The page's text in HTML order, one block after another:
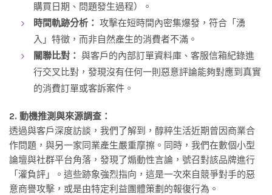
購買日期、問題發生過程）。
時間軌跡分析： 攻擊在短時間內密集爆發，符合「湧
入」特徵，而非自然產生的消費者不滿。
關聯比對： 與客戶的內部訂單資料庫、客服信箱紀錄進
行交叉比對，發現沒有任何一則惡意評論能夠對應到真實
的消費訂單或客訴案件。
2. 動機推測與來源調查：
透過與客戶深度訪談，我們了解到，醇粹生活近期曾因商業合
作問題，與另一家同業產生嚴重摩擦。同時，我們在數個小型
論壇與社群平台角落，發現了煽動性言論，號召對該品牌進行
「灌負評」。這些跡象強烈指向，這是一次來自競爭對手的惡
意商譽攻擊，或是由特定利益團體策劃的報復行為。